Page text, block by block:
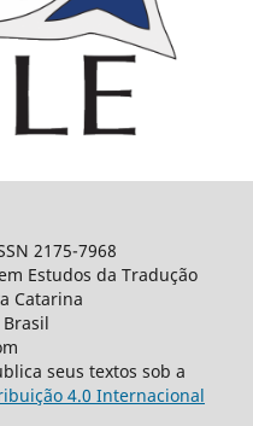
2175-7968
Estudos da Tradução
Catarina
seus textos sob a
4.0 Internacional